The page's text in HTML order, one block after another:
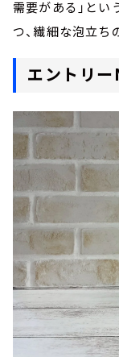
需要がある」と
つ、繊細な泡立ち
エントリー